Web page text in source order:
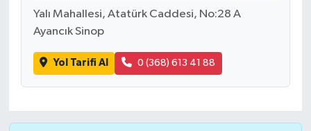
Yalı Mahallesi, Atatürk Caddesi, No:28 A
Ayancık Sinop
Yol Tarifi Al 0 (368) 613 41 88